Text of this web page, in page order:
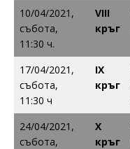
10/04/2021,
събота,
11:30 ч.
VIII
кръг
17/04/2021,
събота,
11:30 ч
IX
кръг
24/04/2021,
събота,
X
кръг